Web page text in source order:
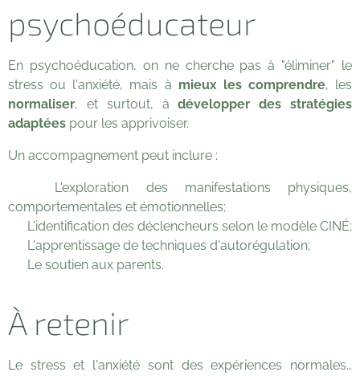
psychoéducateur
En psychoéducation, on ne cherche pas à "éliminer" le
stress ou l'anxiété, mais à mieux les comprendre, les
normaliser, et surtout, àdévelopper des stratégies
adaptées pour les apprivoiser.
Un accompagnement peut inclure :
⭐ L'exploration des manifestations physiques,
comportementales et émotionnelles;
⭐ L'identification des déclencheurs selon le modèle CINÉ;
⭐ L'apprentissage de techniques d'autorégulation;
⭐ Le soutien aux parents.
À retenir
Le stress et l'anxiété sont des expériences normales…